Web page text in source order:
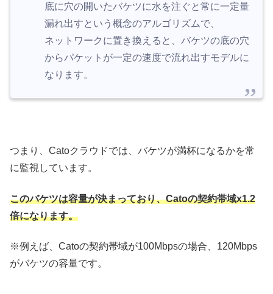
底に穴の開いたバケツに水を注ぐと常に一定量
漏れ出すという概念のアルゴリズムで、
ネットワークに置き換えると、バケツの底の穴
からパケットが一定の速度で流れ出すモデルに
なります。
つまり、Catoクラウドでは、バケツが満杯になるかを常
に監視しています。
このバケツは容量が決まっており、Catoの契約帯域x1.2
倍になります。
※例えば、Catoの契約帯域が100Mbpsの場合、120Mbps
がバケツの容量です。